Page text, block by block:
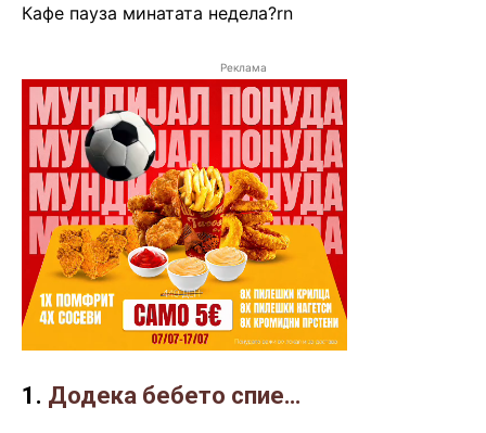
Кафе пауза минатата недела?rn
Реклама
1. Додека бебето спие…